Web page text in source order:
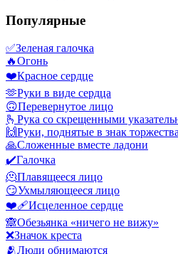
Популярные
✅Зеленая галочка
🔥Огонь
❤️Красное сердце
🫶Руки в виде сердца
🙃Перевернутое лицо
🫰 Рука со скрещенными
🙌Руки, поднятые в знак торжества
🙏Сложенные вместе ладони
✔️Галочка
🫠Плавящееся лицо
😏Ухмыляющееся лицо
❤️‍🩹Исцеленное сердце
🙈Обезьянка «ничего не вижу»
❌Значок креста
🫂Люди обнимаются